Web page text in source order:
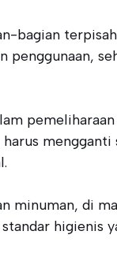
bagian
di